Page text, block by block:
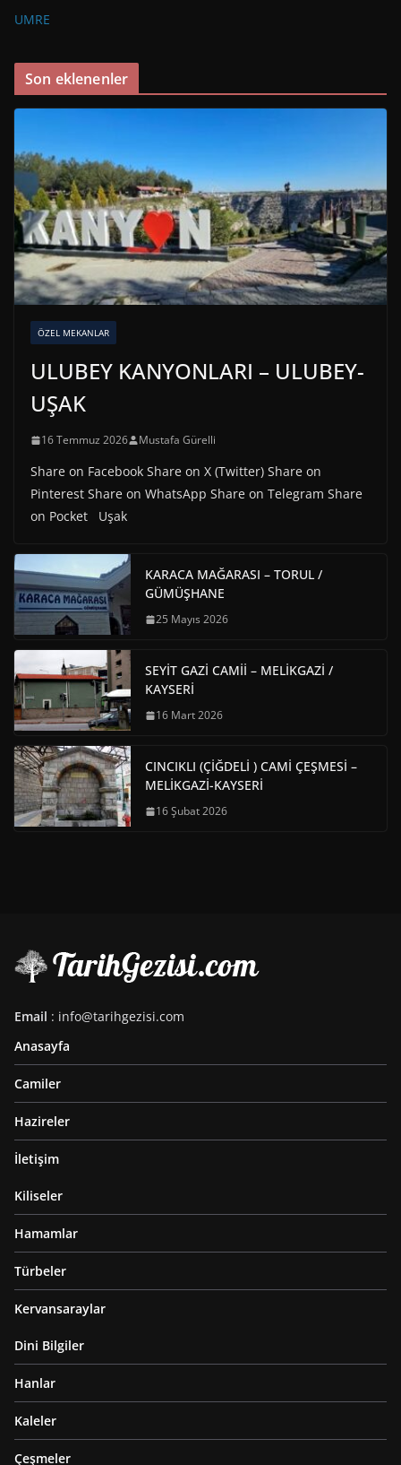
UMRE
Son eklenenler
ÖZEL MEKANLAR
ULUBEY KANYONLARI – ULUBEY-
UŞAK
16 Temmuz 2026 Mustafa Gürelli
Share on Facebook Share on X (Twitter) Share on
Pinterest Share on WhatsApp Share on Telegram Share
on Pocket Uşak
KARACA MAĞARASI – TORUL /
GÜMÜŞHANE
25 Mayıs 2026
SEYİT GAZİ CAMİİ – MELİKGAZİ /
KAYSERİ
16 Mart 2026
CINCIKLI (ÇİĞDELİ ) CAMİ ÇEŞMESİ –
MELİKGAZİ-KAYSERİ
16 Şubat 2026
Email : info@tarihgezisi.com
Anasayfa
Camiler
Hazireler
İletişim
Kiliseler
Hamamlar
Türbeler
Kervansaraylar
Dini Bilgiler
Hanlar
Kaleler
Çeşmeler